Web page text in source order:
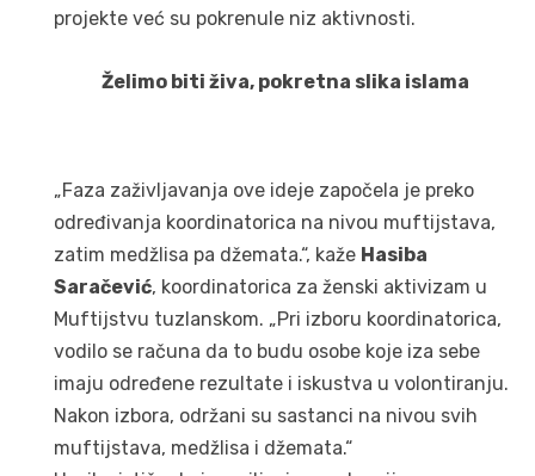
projekte već su pokrenule niz aktivnosti.
Želimo biti živa, pokretna slika islama
„Faza zaživljavanja ove ideje započela je preko
određivanja koordinatorica na nivou muftijstava,
zatim medžlisa pa džemata.“, kaže Hasiba
Saračević, koordinatorica za ženski aktivizam u
Muftijstvu tuzlanskom. „Pri izboru koordinatorica,
vodilo se računa da to budu osobe koje iza sebe
imaju određene rezultate i iskustva u volontiranju.
Nakon izbora, održani su sastanci na nivou svih
muftijstava, medžlisa i džemata.“